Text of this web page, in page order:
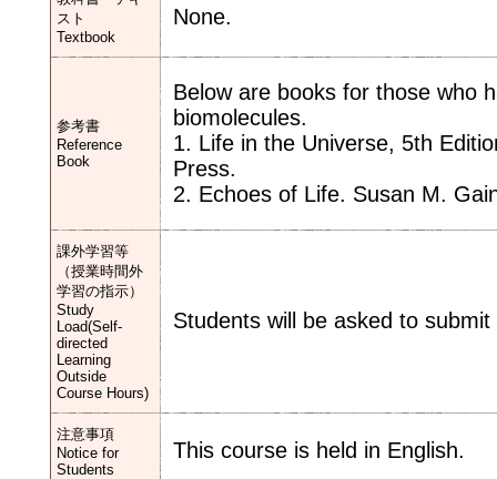
スト
Textbook
None.
参考書
Reference
Book
Below are books for those who
biomolecules.
1. Life in the Universe, 5th
Press.
2. Echoes of Life. Susan M.
課外学習等
（授業時間外
学習の指示）
Study
Load(Self-
directed
Learning
Outside
Course Hours)
Students will be asked to
注意事項
Notice for
Students
This course is held in English.